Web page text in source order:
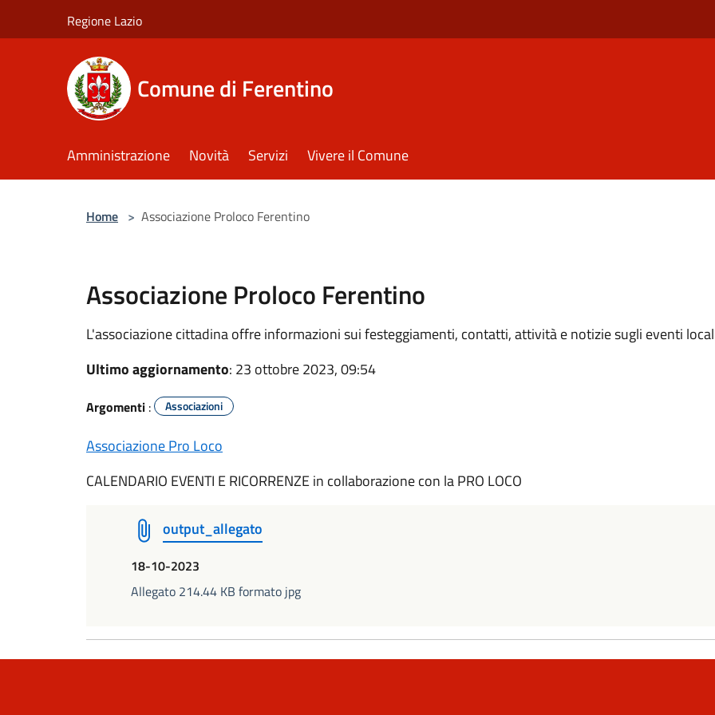
Regione Lazio
Comune di Ferentino
Amministrazione Novità Servizi Vivere il Comune
Home > Associazione Proloco Ferentino
Associazione Proloco Ferentino
L'associazione cittadina offre informazioni sui festeggiamenti, contatti, attività e notizie sugli eventi
Ultimo aggiornamento: 23 ottobre 2023, 09:54
Argomenti : Associazioni
Associazione Pro Loco
CALENDARIO EVENTI E RICORRENZE in collaborazione con la PRO LOCO
output_allegato
18-10-2023
Allegato 214.44 KB formato jpg